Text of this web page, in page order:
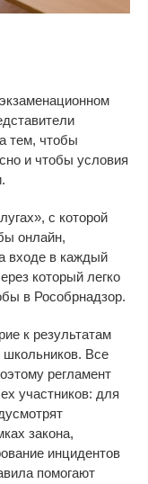
тем, чтобы
и чтобы условия
», с которой
онлайн,
входе в каждый
который легко
в Рособрнадзор.
к результатам
школьников. Все
регламент
участников: для
закона,
инцидентов
помогают